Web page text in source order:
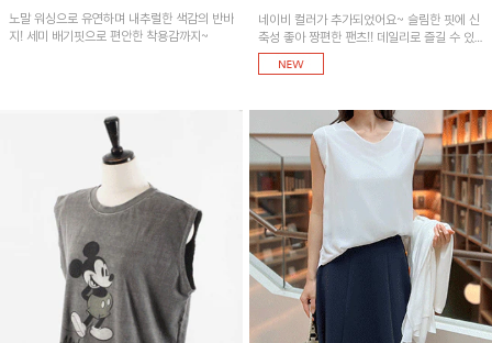
노말 워싱으로 유연하며 내추럴한 색감의 반바
지! 세미 배기핏으로 편안한 착용감까지~
네이비 컬러가 추가되었어요~ 슬림한 핏에 신
축성 좋아 짱편한 팬츠!! 데일리로 즐길 수 있
는 기본 컬러들로 준비했어요~